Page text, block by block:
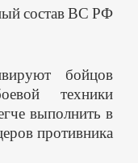
состав ВС РФ
бойцов
техники
выполнить в
противника